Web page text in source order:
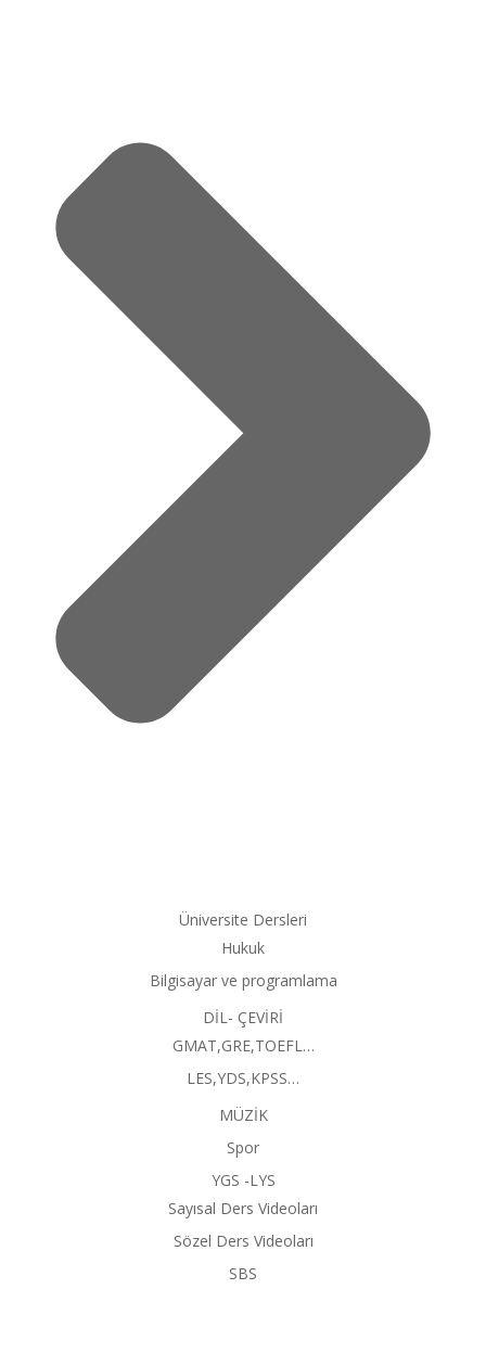
Üniversite Dersleri
Hukuk
Bilgisayar ve programlama
DİL- ÇEVİRİ
GMAT,GRE,TOEFL…
LES,YDS,KPSS…
MÜZİK
Spor
YGS -LYS
Sayısal Ders Videoları
Sözel Ders Videoları
SBS